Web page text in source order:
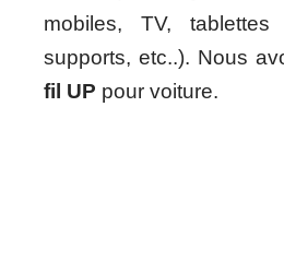
mobiles, TV,
supports, etc..). Nous
fil UP pour voiture.